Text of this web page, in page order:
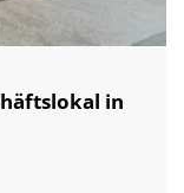
in